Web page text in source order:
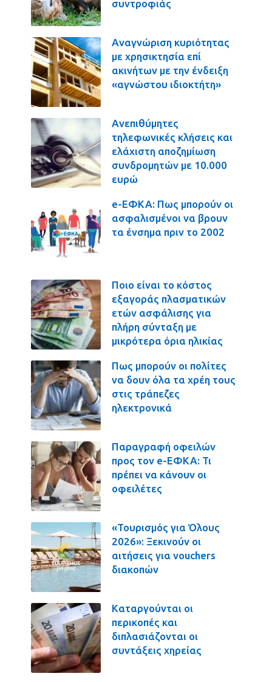
συντροφιάς
Αναγνώριση κυριότητας
με χρησικτησία επί
ακινήτων με την ένδειξη
«αγνώστου ιδιοκτήτη»
Ανεπιθύμητες
τηλεφωνικές κλήσεις και
ελάχιστη αποζημίωση
συνδρομητών με 10.000
ευρώ
e-ΕΦΚΑ: Πως μπορούν οι
ασφαλισμένοι να βρουν
τα ένσημα πριν το 2002
Ποιο είναι το κόστος
εξαγοράς πλασματικών
ετών ασφάλισης για
πλήρη σύνταξη με
μικρότερα όρια ηλικίας
Πως μπορούν οι πολίτες
να δουν όλα τα χρέη τους
στις τράπεζες
ηλεκτρονικά
Παραγραφή οφειλών
προς τον e-ΕΦΚΑ: Τι
πρέπει να κάνουν οι
οφειλέτες
«Τουρισμός για Όλους
2026»: Ξεκινούν οι
αιτήσεις για vouchers
διακοπών
Καταργούνται οι
περικοπές και
διπλασιάζονται οι
συντάξεις χηρείας